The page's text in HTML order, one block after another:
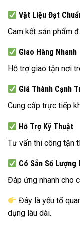
Vật Liệu Đạt
Cam kết sản phẩm
Giao Hàng Nhanh
Hỗ trợ giao tận nơi
Giá Thành Cạnh
Cung cấp trực tiếp
Hỗ Trợ Kỹ Thuật
Tư vấn thi công tận
Có Sẵn Số Lượng
Đáp ứng nhanh cho
Đây là yếu tố
dụng lâu dài.